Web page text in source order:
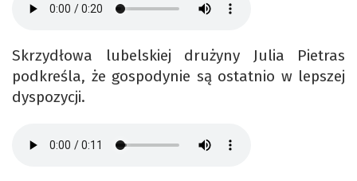
Skrzydłowa lubelskiej drużyny Julia Pietras
podkreśla, że gospodynie są ostatnio w lepszej
dyspozycji.